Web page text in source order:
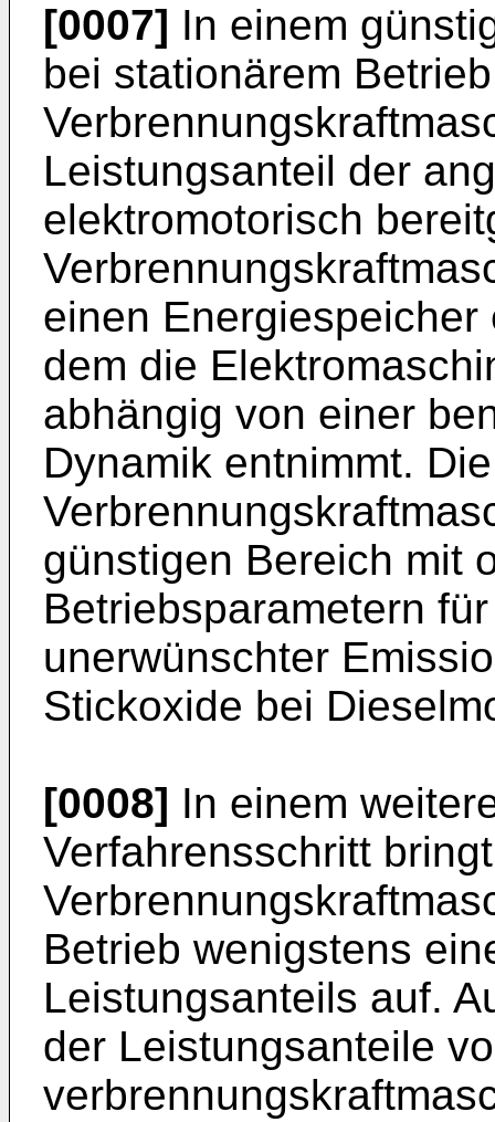
[0007] In einem
bei stationärem
Leistungsanteil der
elektromotorisch
einen
dem die
abhängig von einer
Dynamik entnimmt. Die
günstigen Bereich mit
Betriebsparametern
unerwünschter
Stickoxide bei
[0008] In einem
Verfahrensschritt
Betrieb wenigstens
Leistungsanteils auf.
der Leistungsanteile